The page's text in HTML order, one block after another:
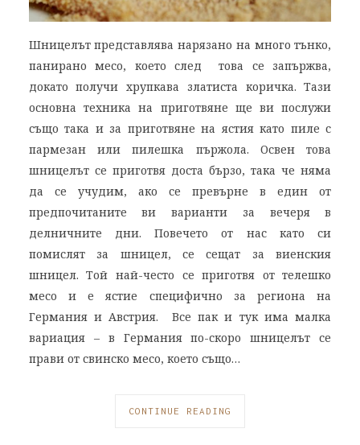
Шницелът представлява нарязано на много тънко,
панирано месо, което след това се запържва,
докато получи хрупкава златиста коричка. Тази
основна техника на приготвяне ще ви послужи
също така и за приготвяне на ястия като пиле с
пармезан или пилешка пържола. Освен това
шницелът се приготвя доста бързо, така че няма
да се учудим, ако се превърне в един от
предпочитаните ви варианти за вечеря в
делничните дни. Повечето от нас като си
помислят за шницел, се сещат за виенския
шницел. Той най-често се приготвя от телешко
месо и е ястие специфично за региона на
Германия и Австрия. Все пак и тук има малка
вариация – в Германия по-скоро шницелът се
прави от свинско месо, което също…
CONTINUE READING